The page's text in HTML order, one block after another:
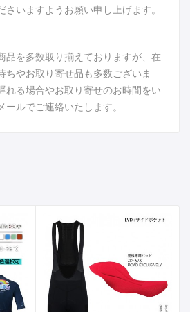
さいますようお願い申し上げます。
品を多数取り揃えておりますが、在
ちやお取り寄せ品も多数ございま
れる場合やお取り寄せのお時間をい
ールでご連絡いたします。